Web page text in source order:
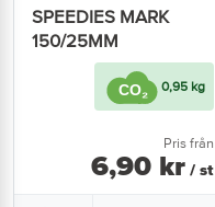
SPEEDIES MARK
150/25MM
0,95 kg
Pris från
6,90 kr / st